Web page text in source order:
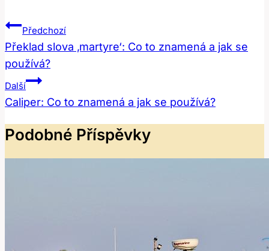
Navigace
Pro
Příspěvek
Předchozí
Překlad slova ‚martyre‘: Co to znamená a jak se
používá?
Další
Caliper: Co to znamená a jak se používá?
Podobné Příspěvky